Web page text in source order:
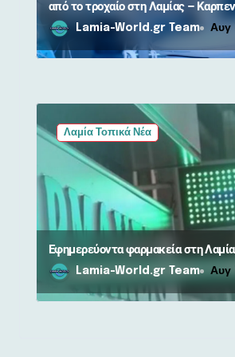
από το τροχαίο στη Λαμίας –
Lamia-World.gr Team Αυγ
Λαμία Τοπικά Νέα
Εφημερεύοντα φαρμακεία στη Λαμία
Lamia-World.gr Team Αυγ